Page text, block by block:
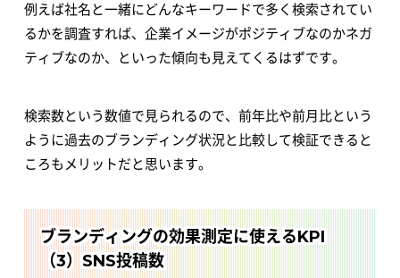
例えば社名と一緒にどんなキーワードで多く検索されてい
るかを調査すれば、企業イメージがポジティブなのかネガ
ティブなのか、といった傾向も見えてくるはずです。
検索数という数値で見られるので、前年比や前月比という
ように過去のブランディング状況と比較して検証できると
ころもメリットだと思います。
ブランディングの効果測定に使えるKPI
（3）SNS投稿数